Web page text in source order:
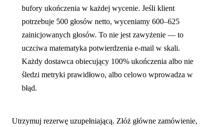
bufory ukończenia w każdej wycenie. Jeśli klient
potrzebuje 500 głosów netto, wyceniamy 600–625
zainicjowanych głosów. To nie jest zawyżenie — to
uczciwa matematyka potwierdzenia e-mail w skali.
Każdy dostawca obiecujący 100% ukończenia albo nie
śledzi metryki prawidłowo, albo celowo wprowadza w
błąd.
Utrzymuj rezerwę uzupełniającą. Złóż główne zamówienie,